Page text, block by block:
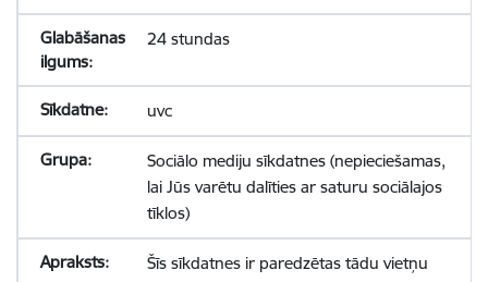
24 stundas
uvc
Sociālo mediju sīkdatnes (nepieciešamas,
lai Jūs varētu dalīties ar saturu sociālajos
tīklos)
Šīs sīkdatnes ir paredzētas tādu vietņu